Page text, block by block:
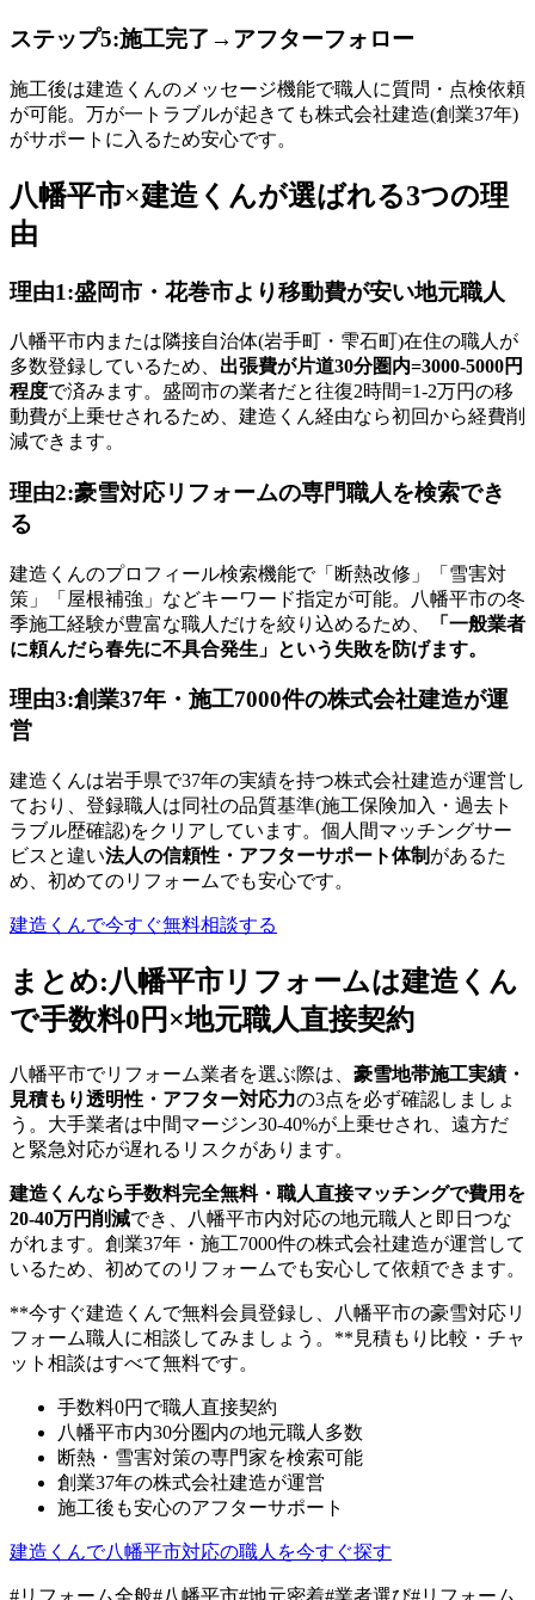
ステップ5:施工完了→アフターフォロー
施工後は建造くんのメッセージ機能で職人に質問・点検依頼
が可能。万が一トラブルが起きても株式会社建造(創業37年)
がサポートに入るため安心です。
八幡平市×建造くんが選ばれる3つの理
由
理由1:盛岡市・花巻市より移動費が安い地元職人
八幡平市内または隣接自治体(岩手町・雫石町)在住の職人が
多数登録しているため、 出張費が片道30分圏内=3000-5000円
程度で済みます。盛岡市の業者だと往復2時間=1-2万円の移
動費が上乗せされるため、建造くん経由なら初回から経費削
減できます。
理由2:豪雪対応リフォームの専門職人を検索でき
る
建造くんのプロフィール検索機能で「断熱改修」「雪害対
策」「屋根補強」などキーワード指定が可能。八幡平市の冬
季施工経験が豊富な職人だけを絞り込めるため、
「一般業者
に頼んだら春先に不具合発生」という失敗を防げます。
理由3:創業37年・施工7000件の株式会社建造が運
営
建造くんは岩手県で37年の実績を持つ株式会社建造が運営し
ており、登録職人は同社の品質基準(施工保険加入・過去ト
ラブル歴確認)をクリアしています。個人間マッチングサー
ビスと違い法人の信頼性・アフターサポート体制 があるた
め、初めてのリフォームでも安心です。
建造くんで今すぐ無料相談する
まとめ:八幡平市リフォームは建造くん
で手数料0円×地元職人直接契約
八幡平市でリフォーム業者を選ぶ際は、 豪雪地帯施工実績・
見積もり透明性・アフター対応力の3点を必ず確認しましょ
う。大手業者は中間マージン30-40%が上乗せされ、遠方だ
と緊急対応が遅れるリスクがあります。
建造くんなら手数料完全無料・職人直接マッチングで費用を
20-40万円削減でき、八幡平市内対応の地元職人と即日つな
がれます。創業37年・施工7000件の株式会社建造が運営して
いるため、初めてのリフォームでも安心して依頼できます。
**今すぐ建造くんで無料会員登録し、八幡平市の豪雪対応リ
フォーム職人に相談してみましょう。**見積もり比較・チャ
ット相談はすべて無料です。
手数料0円で職人直接契約
八幡平市内30分圏内の地元職人多数
断熱・雪害対策の専門家を検索可能
創業37年の株式会社建造が運営
施工後も安心のアフターサポート
建造くんで八幡平市対応の職人を今すぐ探す
#リフォーム全般#八幡平市#地元密着#業者選び#リフォーム